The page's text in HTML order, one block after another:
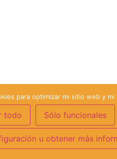
para optimizar mi sitio web y mi
todo Sólo funcionales
u obtener más